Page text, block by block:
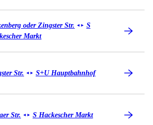
oder Zingster Str. ◄ ►
S
Markt
Str. ◄ ► S+U Hauptbahnhof
Str. ◄ ► S Hackescher Markt